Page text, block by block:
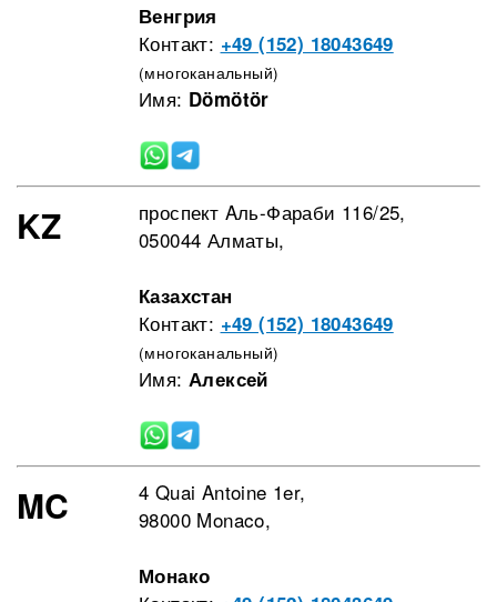
Венгрия
Контакт: +49 (152) 18043649
(многоканальный)
Имя: Dömötör
KZ
проспект Aль-Фараби 116/25,
050044 Алматы,
Казахстан
Контакт: +49 (152) 18043649
(многоканальный)
Имя: Алексей
MC
4 Quai Antoine 1er,
98000 Monaco,
Монако